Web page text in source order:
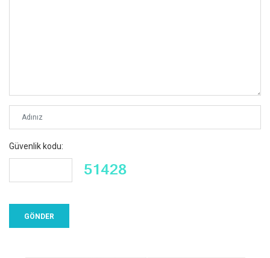
Güvenlik kodu: